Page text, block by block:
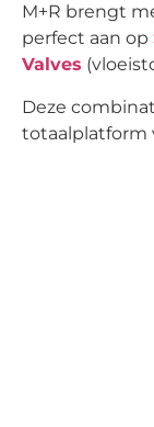
M+R brengt
perfect aan op
Valves
Deze
totaalplatform